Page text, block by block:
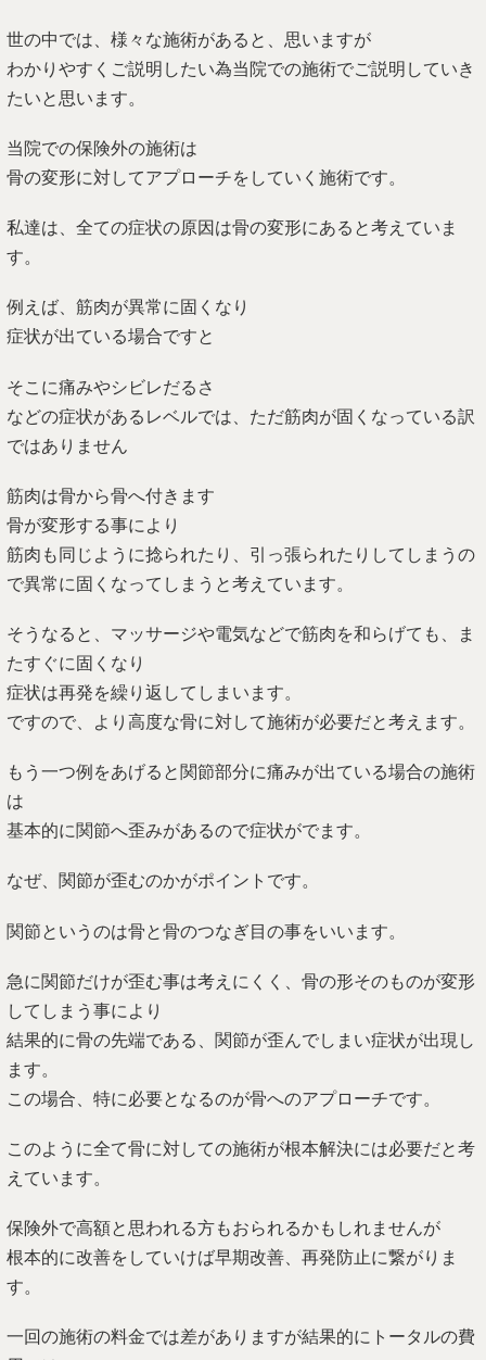
世の中では、様々な施術があると、思いますが
わかりやすくご説明したい為当院での施術でご説明していき
たいと思います。
当院での保険外の施術は
骨の変形に対してアプローチをしていく施術です。
私達は、全ての症状の原因は骨の変形にあると考えていま
す。
例えば、筋肉が異常に固くなり
症状が出ている場合ですと
そこに痛みやシビレだるさ
などの症状があるレベルでは、ただ筋肉が固くなっている訳
ではありません
筋肉は骨から骨へ付きます
骨が変形する事により
筋肉も同じように捻られたり、引っ張られたりしてしまうの
で異常に固くなってしまうと考えています。
そうなると、マッサージや電気などで筋肉を和らげても、ま
たすぐに固くなり
症状は再発を繰り返してしまいます。
ですので、より高度な骨に対して施術が必要だと考えます。
もう一つ例をあげると関節部分に痛みが出ている場合の施術
は
基本的に関節へ歪みがあるので症状がでます。
なぜ、関節が歪むのかがポイントです。
関節というのは骨と骨のつなぎ目の事をいいます。
急に関節だけが歪む事は考えにくく、骨の形そのものが変形
してしまう事により
結果的に骨の先端である、関節が歪んでしまい症状が出現し
ます。
この場合、特に必要となるのが骨へのアプローチです。
このように全て骨に対しての施術が根本解決には必要だと考
えています。
保険外で高額と思われる方もおられるかもしれませんが
根本的に改善をしていけば早期改善、再発防止に繋がりま
す。
一回の施術の料金では差がありますが結果的にトータルの費